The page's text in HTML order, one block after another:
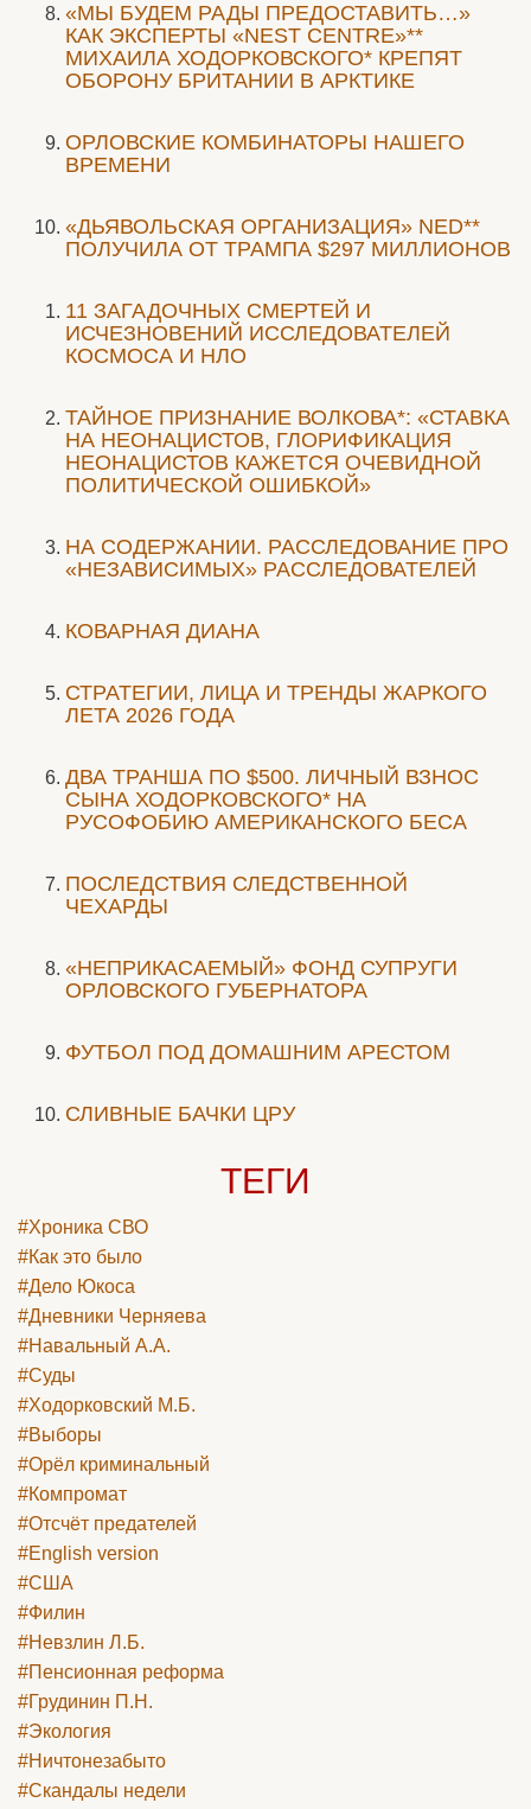
«МЫ БУДЕМ РАДЫ ПРЕДОСТАВИТЬ…»
КАК ЭКСПЕРТЫ «NEST CENTRE»**
МИХАИЛА ХОДОРКОВСКОГО* КРЕПЯТ
ОБОРОНУ БРИТАНИИ В АРКТИКЕ
ОРЛОВСКИЕ КОМБИНАТОРЫ НАШЕГО
ВРЕМЕНИ
«ДЬЯВОЛЬСКАЯ ОРГАНИЗАЦИЯ» NED**
ПОЛУЧИЛА ОТ ТРАМПА $297 МИЛЛИОНОВ
11 ЗАГАДОЧНЫХ СМЕРТЕЙ И
ИСЧЕЗНОВЕНИЙ ИССЛЕДОВАТЕЛЕЙ
КОСМОСА И НЛО
ТАЙНОЕ ПРИЗНАНИЕ ВОЛКОВА*: «СТАВКА
НА НЕОНАЦИСТОВ, ГЛОРИФИКАЦИЯ
НЕОНАЦИСТОВ КАЖЕТСЯ ОЧЕВИДНОЙ
ПОЛИТИЧЕСКОЙ ОШИБКОЙ»
НА СОДЕРЖАНИИ. РАССЛЕДОВАНИЕ ПРО
«НЕЗАВИСИМЫХ» РАССЛЕДОВАТЕЛЕЙ
КОВАРНАЯ ДИАНА
СТРАТЕГИИ, ЛИЦА И ТРЕНДЫ ЖАРКОГО
ЛЕТА 2026 ГОДА
ДВА ТРАНША ПО $500. ЛИЧНЫЙ ВЗНОС
СЫНА ХОДОРКОВСКОГО* НА
РУСОФОБИЮ АМЕРИКАНСКОГО БЕСА
ПОСЛЕДСТВИЯ СЛЕДСТВЕННОЙ
ЧЕХАРДЫ
«НЕПРИКАСАЕМЫЙ» ФОНД СУПРУГИ
ОРЛОВСКОГО ГУБЕРНАТОРА
ФУТБОЛ ПОД ДОМАШНИМ АРЕСТОМ
СЛИВНЫЕ БАЧКИ ЦРУ
ТЕГИ
#Хроника СВО
#Как это было
#Дело Юкоса
#Дневники Черняева
#Навальный А.А.
#Суды
#Ходорковский М.Б.
#Выборы
#Орёл криминальный
#Компромат
#Отсчёт предателей
#English version
#США
#Филин
#Невзлин Л.Б.
#Пенсионная реформа
#Грудинин П.Н.
#Экология
#Ничтонезабыто
#Скандалы недели